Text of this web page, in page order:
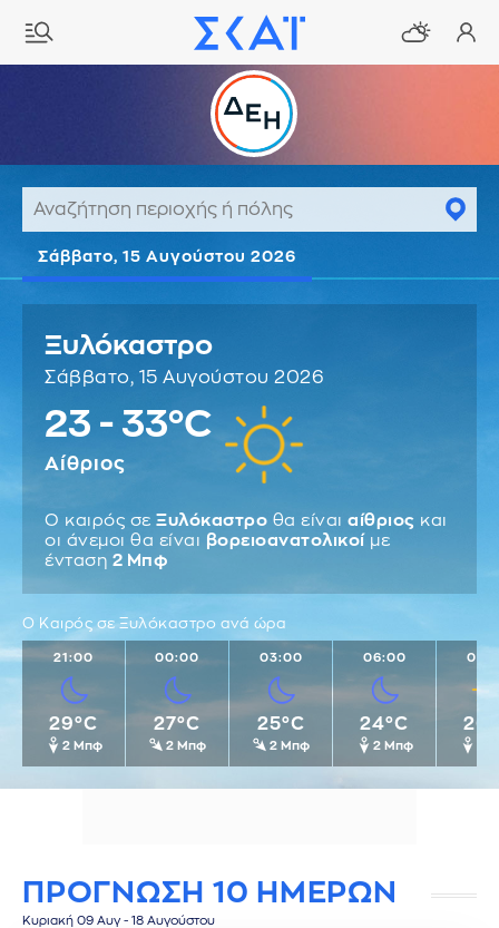
Σάββατο, 15 Αυγούστου 2026
Ξυλόκαστρο
Σάββατο, 15 Αυγούστου 2026
23 - 33°C
Αίθριος
Ο καιρός σε Ξυλόκαστρο θα είναι αίθριος και
οι άνεμοι θα είναι βορειοανατολικοί με
ένταση 2 Μπφ
Ο Καιρός σε Ξυλόκαστρο ανά ώρα
21:00
29°C
2 Μπφ
00:00
27°C
2 Μπφ
03:00
25°C
2 Μπφ
06:00
24°C
2 Μπφ
ΠΡΟΓΝΩΣΗ 10 ΗΜΕΡΩΝ
Κυριακή 09 Αυγ - 18 Αυγούστου